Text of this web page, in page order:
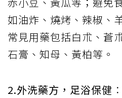
如油炸、燒烤、辣椒、
常見用藥包括白朮、蒼
石膏、知母、黃柏等。
2.外洗藥方，足浴保健